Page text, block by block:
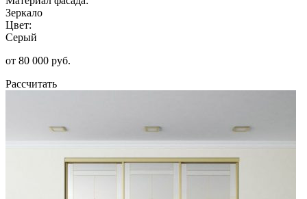
Зеркало
Цвет:
Серый
от 80 000 руб.
Рассчитать